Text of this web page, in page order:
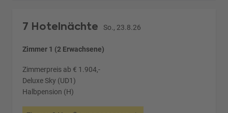
7 Hotelnächte So., 23.8.26
Zimmer 1 (2 Erwachsene)
Zimmerpreis ab € 1.904,-
Deluxe Sky (UD1)
Halbpension (H)